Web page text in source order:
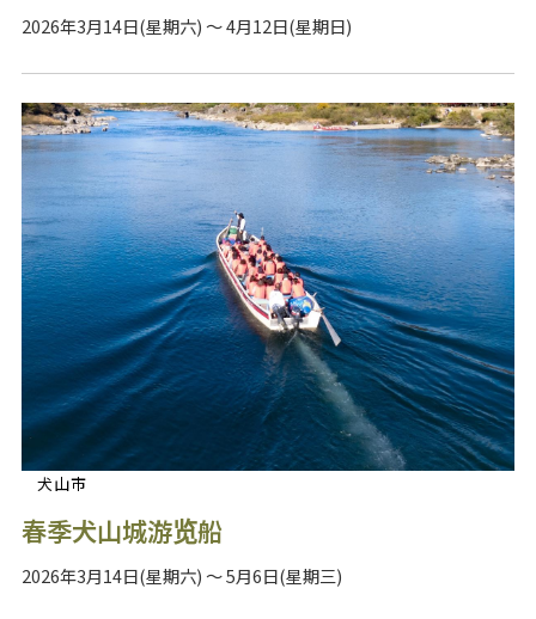
2026年3月14日(星期六) ～ 4月12日(星期日)
犬山市
春季犬山城游览船
2026年3月14日(星期六) ～ 5月6日(星期三)